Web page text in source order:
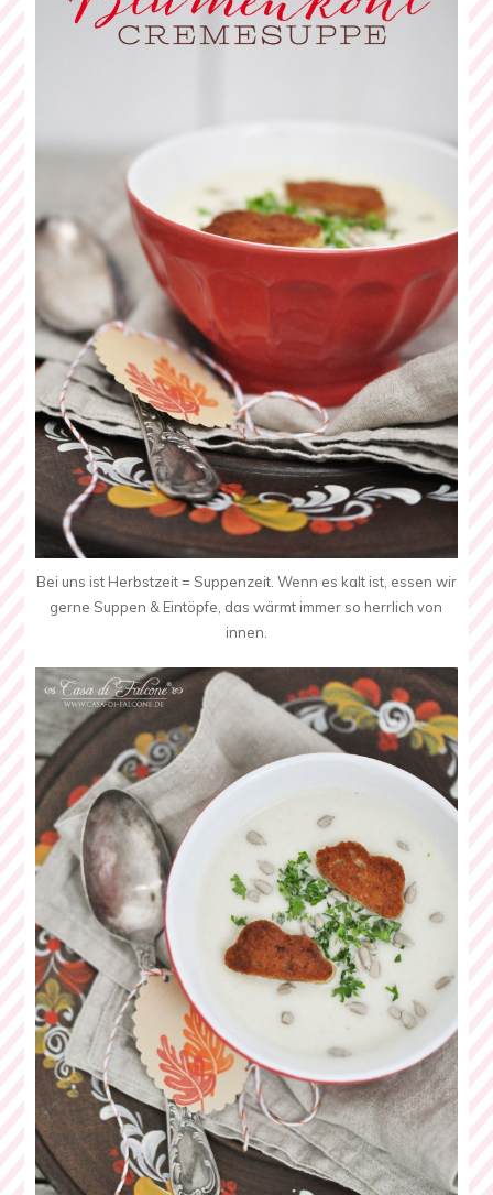
Bei uns ist Herbstzeit = Suppenzeit. Wenn es kalt ist, essen wir
gerne Suppen & Eintöpfe, das wärmt immer so herrlich von
innen.